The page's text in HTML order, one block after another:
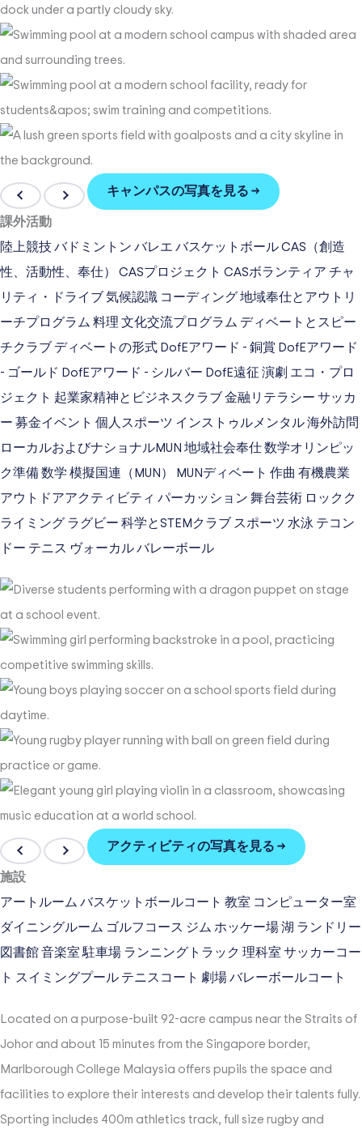
キャンパスの写真を見る →
課外活動
陸上競技 バドミントン バレエ バスケットボール CAS（創造
性、活動性、奉仕） CASプロジェクト CASボランティア チャ
リティ・ドライブ 気候認識 コーディング 地域奉仕とアウトリ
ーチプログラム 料理 文化交流プログラム ディベートとスピー
チクラブ ディベートの形式 DofEアワード - 銅賞 DofEアワード
- ゴールド DofEアワード - シルバー DofE遠征 演劇 エコ・プロ
ジェクト 起業家精神とビジネスクラブ 金融リテラシー サッカ
ー 募金イベント 個人スポーツ インストゥルメンタル 海外訪問
ローカルおよびナショナルMUN 地域社会奉仕 数学オリンピッ
ク準備 数学 模擬国連（MUN） MUNディベート 作曲 有機農業
アウトドアアクティビティ パーカッション 舞台芸術 ロックク
ライミング ラグビー 科学とSTEMクラブ スポーツ 水泳 テコン
ドー テニス ヴォーカル バレーボール
アクティビティの写真を見る →
施設
アートルーム バスケットボールコート 教室 コンピューター室
ダイニングルーム ゴルフコース ジム ホッケー場 湖 ランドリー
図書館 音楽室 駐車場 ランニングトラック 理科室 サッカーコー
ト スイミングプール テニスコート 劇場 バレーボールコート
Located on a purpose-built 92-acre campus near the Straits of
Johor and about 15 minutes from the Singapore border,
Marlborough College Malaysia offers pupils the space and
facilities to explore their interests and develop their talents fully.
Sporting includes 400m athletics track, full size rugby and